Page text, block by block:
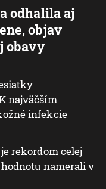
odhalila aj
objav
obavy
najväčším
infekcie
rekordom celej
namerali v